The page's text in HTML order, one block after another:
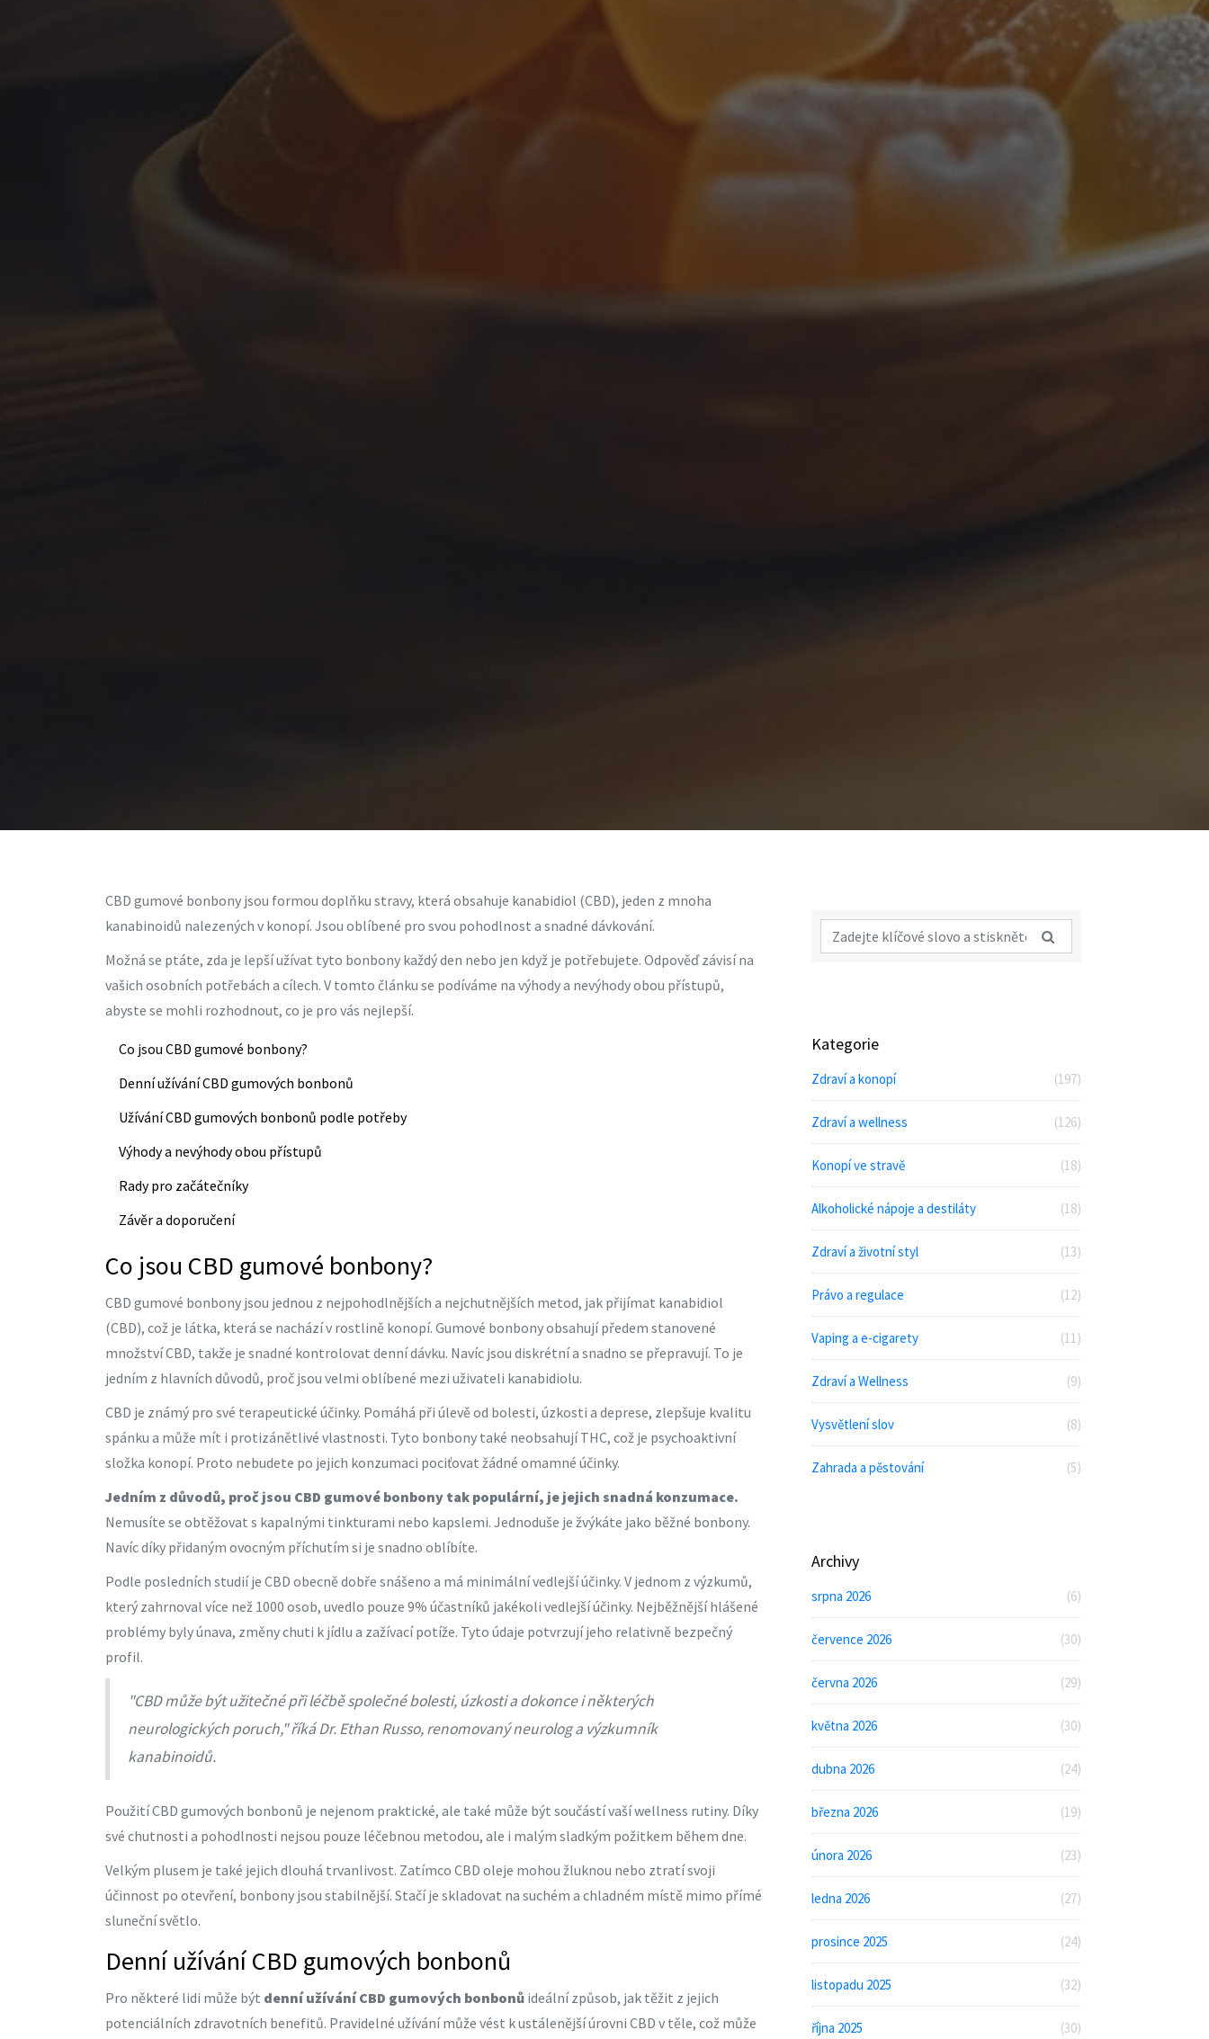
CBD gumové bonbony jsou formou doplňku stravy, která obsahuje kanabidiol (CBD), jeden z mnoha
kanabinoidů nalezených v konopí. Jsou oblíbené pro svou pohodlnost a snadné dávkování.
Možná se ptáte, zda je lepší užívat tyto bonbony každý den nebo jen když je potřebujete. Odpověď závisí na
vašich osobních potřebách a cílech. V tomto článku se podíváme na výhody a nevýhody obou přístupů,
abyste se mohli rozhodnout, co je pro vás nejlepší.
Co jsou CBD gumové bonbony?
Denní užívání CBD gumových bonbonů
Užívání CBD gumových bonbonů podle potřeby
Výhody a nevýhody obou přístupů
Rady pro začátečníky
Závěr a doporučení
Co jsou CBD gumové bonbony?
CBD gumové bonbony jsou jednou z nejpohodlnějších a nejchutnějších metod, jak přijímat kanabidiol
(CBD), což je látka, která se nachází v rostlině konopí. Gumové bonbony obsahují předem stanovené
množství CBD, takže je snadné kontrolovat denní dávku. Navíc jsou diskrétní a snadno se přepravují. To je
jedním z hlavních důvodů, proč jsou velmi oblíbené mezi uživateli kanabidiolu.
CBD je známý pro své terapeutické účinky. Pomáhá při úlevě od bolesti, úzkosti a deprese, zlepšuje kvalitu
spánku a může mít i protizánětlivé vlastnosti. Tyto bonbony také neobsahují THC, což je psychoaktivní
složka konopí. Proto nebudete po jejich konzumaci pociťovat žádné omamné účinky.
Jedním z důvodů, proč jsou CBD gumové bonbony tak populární, je jejich snadná konzumace.
Nemusíte se obtěžovat s kapalnými tinkturami nebo kapslemi. Jednoduše je žvýkáte jako běžné bonbony.
Navíc díky přidaným ovocným příchutím si je snadno oblíbíte.
Podle posledních studií je CBD obecně dobře snášeno a má minimální vedlejší účinky. V jednom z výzkumů,
který zahrnoval více než 1000 osob, uvedlo pouze 9% účastníků jakékoli vedlejší účinky. Nejběžnější hlášené
problémy byly únava, změny chuti k jídlu a zažívací potíže. Tyto údaje potvrzují jeho relativně bezpečný
profil.
"CBD může být užitečné při léčbě společné bolesti, úzkosti a dokonce i některých
neurologických poruch," říká Dr. Ethan Russo, renomovaný neurolog a výzkumník
kanabinoidů.
Použití CBD gumových bonbonů je nejenom praktické, ale také může být součástí vaší wellness rutiny. Díky
své chutnosti a pohodlnosti nejsou pouze léčebnou metodou, ale i malým sladkým požitkem během dne.
Velkým plusem je také jejich dlouhá trvanlivost. Zatímco CBD oleje mohou žluknou nebo ztratí svoji
účinnost po otevření, bonbony jsou stabilnější. Stačí je skladovat na suchém a chladném místě mimo přímé
sluneční světlo.
Denní užívání CBD gumových bonbonů
Pro některé lidi může být denní užívání CBD gumových bonbonů ideální způsob, jak těžit z jejich
potenciálních zdravotních benefitů. Pravidelné užívání může vést k ustálenější úrovni CBD v těle, což může
Kategorie
Zdraví a konopí (197)
Zdraví a wellness (126)
Konopí ve stravě (18)
Alkoholické nápoje a destiláty (18)
Zdraví a životní styl (13)
Právo a regulace (12)
Vaping a e-cigarety (11)
Zdraví a Wellness (9)
Vysvětlení slov (8)
Zahrada a pěstování (5)
Archivy
srpna 2026 (6)
července 2026 (30)
června 2026 (29)
května 2026 (30)
dubna 2026 (24)
března 2026 (19)
února 2026 (23)
ledna 2026 (27)
prosince 2025 (24)
listopadu 2025 (32)
října 2025 (30)